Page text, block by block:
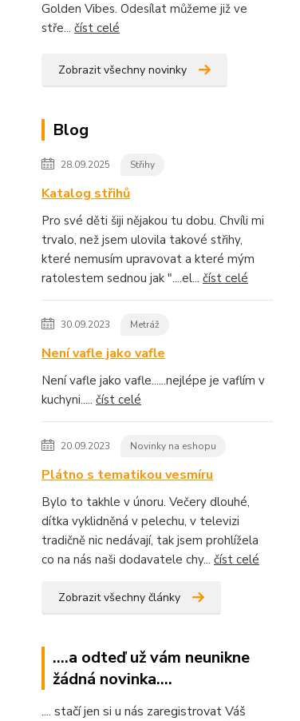
Golden Vibes. Odesílat můžeme již ve
stře... číst celé
Zobrazit všechny novinky
Blog
28.09.2025 Střihy
Katalog střihů
Pro své děti šiji nějakou tu dobu. Chvíli mi
trvalo, než jsem ulovila takové střihy,
které nemusím upravovat a které mým
ratolestem sednou jak "....el... číst celé
30.09.2023 Metráž
Není vafle jako vafle
Není vafle jako vafle......nejlépe je vaflím v
kuchyni..... číst celé
20.09.2023 Novinky na eshopu
Plátno s tematikou vesmíru
Bylo to takhle v únoru. Večery dlouhé,
dítka vyklidněná v pelechu, v televizi
tradičně nic nedávají, tak jsem prohlížela
co na nás naši dodavatele chy... číst celé
Zobrazit všechny články
....a odteď už vám neunikne
žádná novinka....
.... stačí jen si u nás zaregistrovat Váš